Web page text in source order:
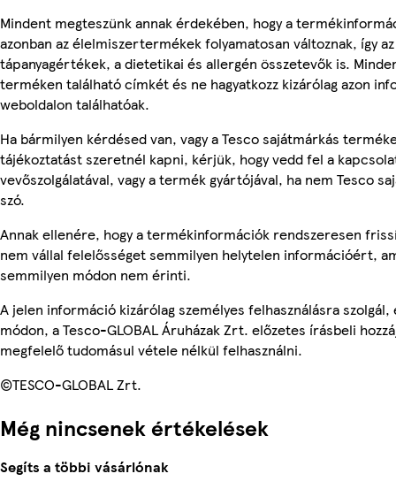
Mindent megteszünk annak érdekében, hogy a
azonban az élelmiszertermékek folyamatosan változnak, így
tápanyagértékek, a dietetikai és allergén összetevők is.
terméken található címkét és ne hagyatkozz kizárólag azon
weboldalon találhatóak.
Ha bármilyen kérdésed van, vagy a Tesco sajátmárkás
tájékoztatást szeretnél kapni, kérjük, hogy vedd fel a
vevőszolgálatával, vagy a termék gyártójával, ha nem Tesco
szó.
Annak ellenére, hogy a termékinformációk rendszeresen
nem vállal felelősséget semmilyen helytelen információért,
semmilyen módon nem érinti.
A jelen információ kizárólag személyes felhasználásra
módon, a Tesco-GLOBAL Áruházak Zrt. előzetes írásbeli
megfelelő tudomásul vétele nélkül felhasználni.
©TESCO-GLOBAL Zrt.
Még nincsenek értékelések
Segíts a többi vásárlónak